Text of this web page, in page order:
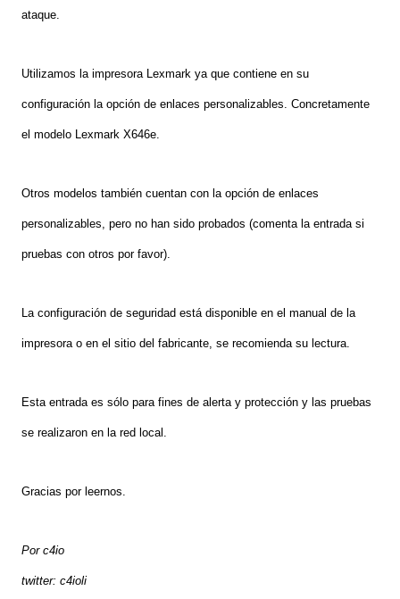
ataque.
Utilizamos la impresora L exmark ya que contiene en su
configuración la opción de enlaces personalizables. Concretamente
el modelo L exmark X646e
Otros modelos también cuentan con la opción de enlaces
personalizables, pero no han sido probados (comenta la entrada si
pruebas con otros por favor)
La configuración de seguridad está disponible en el manual de la
impresora o en el sitio del fabricante, se recomienda su lectura.
Esta entrada es sólo para fines de alerta y protección y las pruebas
se realizaron en la red local.
Gracias por leernos.
Por c4io
twitter: c4ioli